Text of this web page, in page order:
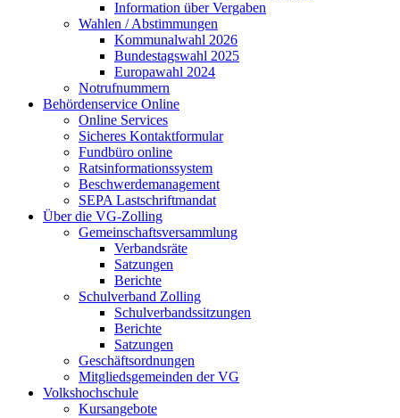
Information über Vergaben
Wahlen / Abstimmungen
Kommunalwahl 2026
Bundestagswahl 2025
Europawahl 2024
Notrufnummern
Behördenservice Online
Online Services
Sicheres Kontaktformular
Fundbüro online
Ratsinformationssystem
Beschwerdemanagement
SEPA Lastschriftmandat
Über die VG-Zolling
Gemeinschaftsversammlung
Verbandsräte
Satzungen
Berichte
Schulverband Zolling
Schulverbandssitzungen
Berichte
Satzungen
Geschäftsordnungen
Mitgliedsgemeinden der VG
Volkshochschule
Kursangebote